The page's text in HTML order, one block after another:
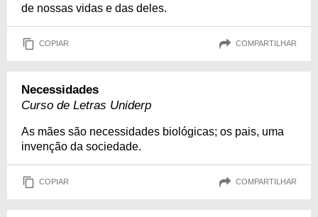
de nossas vidas e das deles.
COPIAR COMPARTILHAR
Necessidades
Curso de Letras Uniderp
As mães são necessidades biológicas; os pais, uma
invenção da sociedade.
COPIAR COMPARTILHAR